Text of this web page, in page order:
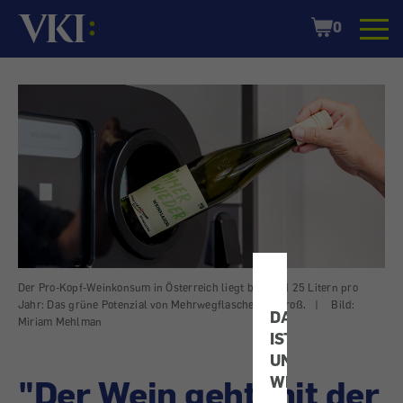
DATENSCHUTZ
IST
UNS
WICHTIG!
Startseite
Shopping
Cart
0
Der Pro-Kopf-Weinkonsum in Österreich liegt bei rund 25 Litern pro
Jahr: Das grüne Potenzial von Mehrwegflaschen ist groß.
|
Bild:
Miriam Mehlman
"Der Wein geht mit der